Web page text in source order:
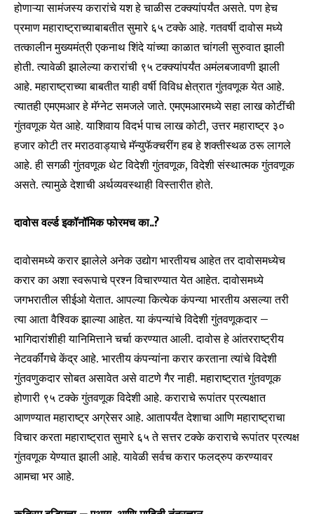
Join our community of
SUBSCRIBERS and be part of the
conversation.
To subscribe, simply enter your email address on our website
or click the subscribe button below. Don't worry, we respect
your privacy and won't spam your inbox. Your information is
SUBSCRIBE
I've read and accept thePrivacy Policy.
6,300 32,111
Followers
75
होणाऱ्या सामंजस्य करारांचे यश हे चाळीस टक्क्यांपर्यंत असते. पण हेच
प्रमाण महाराष्ट्राच्याबाबतीत सुमारे ६५ टक्के आहे. गतवर्षी दावोस मध्ये
तत्कालीन मुख्यमंत्री एकनाथ शिंदे यांच्या काळात चांगली सुरुवात झाली
होती. त्यावेळी झालेल्या करारांची ९५ टक्क्यांपर्यंत अमंलबजावणी झाली
आहे. महाराष्ट्राच्या बाबतीत याही वर्षी विविध क्षेत्रात गुंतवणूक येत आहे.
त्यातही एमएमआर हे मॅग्नेट समजले जाते. एमएमआरमध्ये सहा लाख कोटींची
गुंतवणूक येत आहे. याशिवाय विदर्भ पाच लाख कोटी, उत्तर महाराष्ट्र ३०
हजार कोटी तर मराठवाड्याचे मॅन्युफॅक्चरींग हब हे शक्तीस्थळ ठरू लागले
आहे. ही सगळी गुंतवणूक थेट विदेशी गुंतवणूक, विदेशी संस्थात्मक गुंतवणूक
असते. त्यामुळे देशाची अर्थव्यवस्थाही विस्तारीत होते.
दावोस वर्ल्ड इकॉनॉमिक फोरमच का..?
दावोसमध्ये करार झालेले अनेक उद्योग भारतीयच आहेत तर दावोसमध्येच
करार का अशा स्वरूपाचे प्रश्न विचारण्यात येत आहेत. दावोसमध्ये
जगभरातील सीईओ येतात. आपल्या कित्येक कंपन्या भारतीय असल्या तरी
त्या आता वैश्विक झाल्या आहेत. या कंपन्यांचे विदेशी गुंतवणूकदार –
भागिदारांशीही यानिमित्ताने चर्चा करण्यात आली. दावोस हे आंतरराष्ट्रीय
नेटवर्कींगचे केंद्र आहे. भारतीय कंपन्यांना करार करताना त्यांचे विदेशी
गुंतवणुकदार सोबत असावेत असे वाटणे गैर नाही. महाराष्ट्रात गुंतवणूक
होणारी ९५ टक्के गुंतवणूक विदेशी आहे. कराराचे रूपांतर प्रत्यक्षात
आणण्यात महाराष्ट्र अग्रेसर आहे. आतापर्यंत देशाचा आणि महाराष्ट्राचा
विचार करता महाराष्ट्रात सुमारे ६५ ते सत्तर टक्के कराराचे रूपांतर प्रत्यक्ष
गुंतवणूक येण्यात झाली आहे. यावेळी सर्वच करार फलद्रुप करण्यावर
आमचा भर आहे.